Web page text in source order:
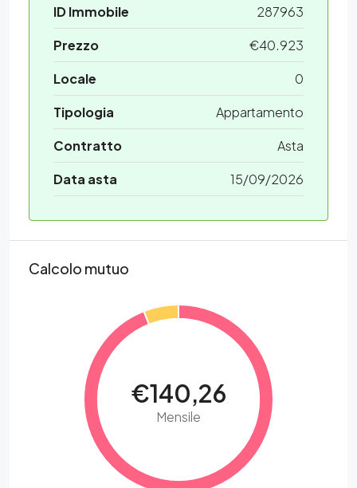
ID Immobile
287963
Prezzo
€40.923
Locale
0
Tipologia
Appartamento
Contratto
Asta
Data asta
15/09/2026
Calcolo mutuo
€140,26
Mensile